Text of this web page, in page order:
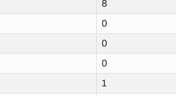
8
0
0
0
1